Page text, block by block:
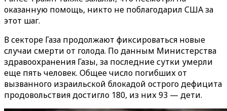
оказанную помощь, никто не поблагодарил США за
этот шаг.
В секторе Газа продолжают фиксироваться новые
случаи смерти от голода. По данным Министерства
здравоохранения Газы, за последние сутки умерли
еще пять человек. Общее число погибших от
вызванного израильской блокадой острого дефицита
продовольствия достигло 180, из них 93 — дети.